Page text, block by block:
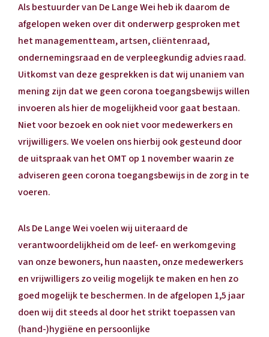
Als bestuurder van De Lange Wei heb ik daarom de
afgelopen weken over dit onderwerp gesproken met
het managementteam, artsen, cliëntenraad,
ondernemingsraad en de verpleegkundig advies raad.
Uitkomst van deze gesprekken is dat wij unaniem van
mening zijn dat we geen corona toegangsbewijs willen
invoeren als hier de mogelijkheid voor gaat bestaan.
Niet voor bezoek en ook niet voor medewerkers en
vrijwilligers. We voelen ons hierbij ook gesteund door
de uitspraak van het OMT op 1 november waarin ze
adviseren geen corona toegangsbewijs in de zorg in te
voeren.
Als De Lange Wei voelen wij uiteraard de
verantwoordelijkheid om de leef- en werkomgeving
van onze bewoners, hun naasten, onze medewerkers
en vrijwilligers zo veilig mogelijk te maken en hen zo
goed mogelijk te beschermen. In de afgelopen 1,5 jaar
doen wij dit steeds al door het strikt toepassen van
(hand-)hygiëne en persoonlijke